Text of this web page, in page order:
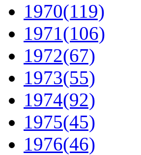
1970(119)
1971(106)
1972(67)
1973(55)
1974(92)
1975(45)
1976(46)